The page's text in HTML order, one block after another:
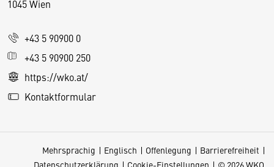
1045 Wien
+43 5 90900 0
+43 5 90900 250
https://wko.at/
Kontaktformular
Mehrsprachig Englisch Offenlegung
Barrierefreiheit
Datenschutzerklärung
Cookie-Einstellungen © 2026 WKO
s
e
S
e